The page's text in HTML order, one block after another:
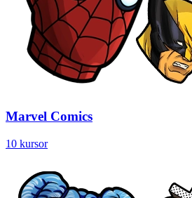
Marvel Comics
10 kursor